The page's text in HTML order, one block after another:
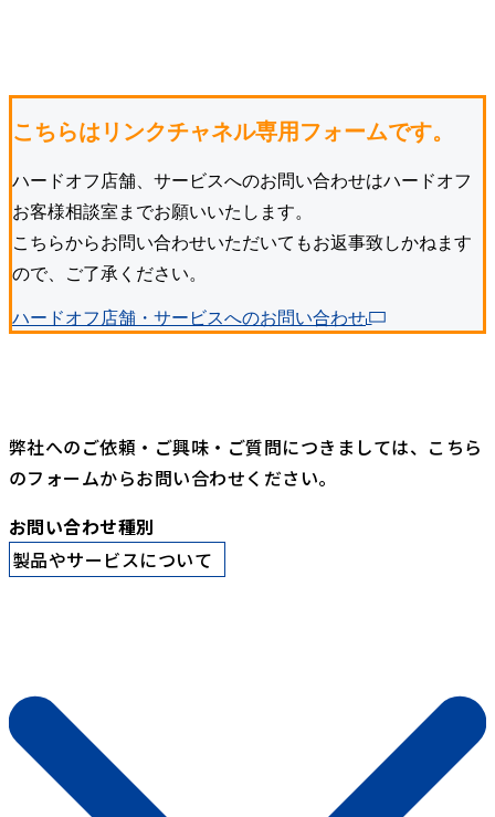
こちらはリンクチャネル専用フォームです。
ハードオフ店舗、サービスへのお問い合わせはハードオフ
お客様相談室までお願いいたします。
こちらからお問い合わせいただいてもお返事致しかねます
ので、ご了承ください。
ハードオフ店舗・サービスへのお問い合わせ
弊社へのご依頼・ご興味・ご質問につきましては、こちら
のフォームからお問い合わせください。
お問い合わせ種別